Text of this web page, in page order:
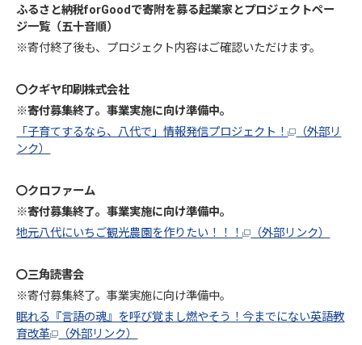
ふるさと納税forGoodで寄附を募る起業家とプロジェクトペー
ジ一覧（五十音順）
※寄付終了後も、プロジェクト内容はご確認いただけます。
〇クギヤ印刷株式会社
※寄付募集終了。事業実施に向け準備中。
「子育てするなら、八代で」情報発信プロジェクト！
（外部リ
ンク）
〇クロファーム
※寄付募集終了。事業実施に向け準備中。
地元八代にいちご観光農園を作りたい！！！
（外部リンク）
〇三角読書会
※寄付募集終了。事業実施に向け準備中。
眠れる『言語の魂』を呼び覚まし燃やそう！今までにない英語教
育改革
（外部リンク）